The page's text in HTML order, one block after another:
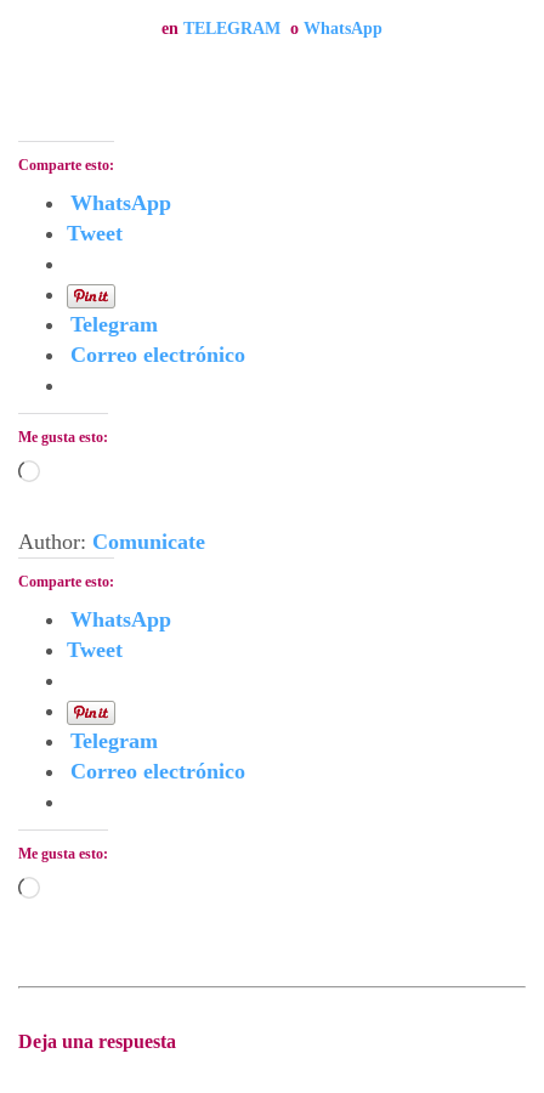
en TELEGRAM o WhatsApp
Comparte esto:
WhatsApp
Tweet
Telegram
Correo electrónico
Me gusta esto:
Cargando...
Author: Comunicate
Comparte esto:
WhatsApp
Tweet
Telegram
Correo electrónico
Me gusta esto:
Cargando...
Deja una respuesta